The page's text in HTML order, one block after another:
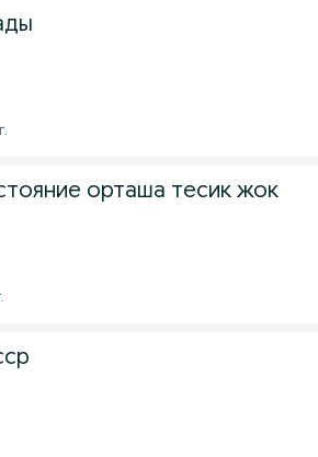
орташа тесик жок